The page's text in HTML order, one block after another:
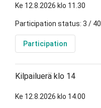
Ke 12.8.2026 klo 11.30
Participation status: 3 / 40
Participation
Kilpailuerä klo 14
Ke 12.8.2026 klo 14.00